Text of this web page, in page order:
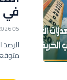
في
05 Aug, 2026